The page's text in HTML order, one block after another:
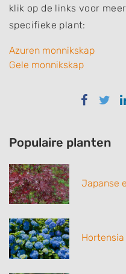
klik op de links voor
specifieke plant:
Azuren monnikskap
Gele monnikskap
Delen
Populaire planten
Japanse
Hortensia